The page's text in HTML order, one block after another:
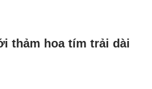
thảm hoa tím trải dài